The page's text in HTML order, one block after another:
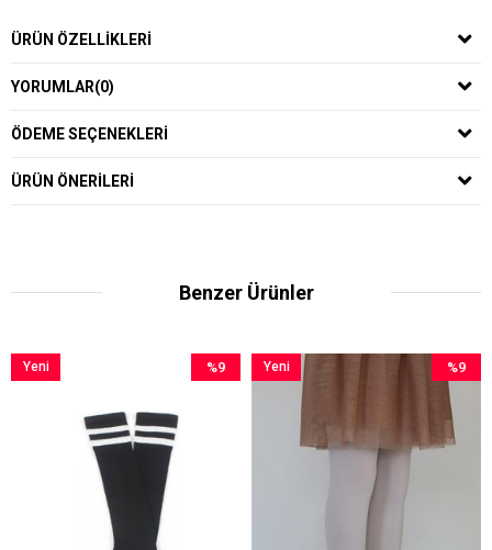
ÜRÜN ÖZELLIKLERI
YORUMLAR(0)
ÖDEME SEÇENEKLERI
ÜRÜN ÖNERILERI
Benzer Ürünler
%9
Yeni
%9
İndirim
Yeni